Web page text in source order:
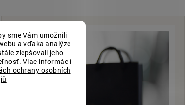
sme Vám umožnili
a vďaka analýze
zlepšovali jeho
Viac informácií
ochrany osobních